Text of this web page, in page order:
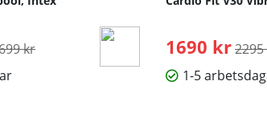
pris:
kr
1690 kr
1-5